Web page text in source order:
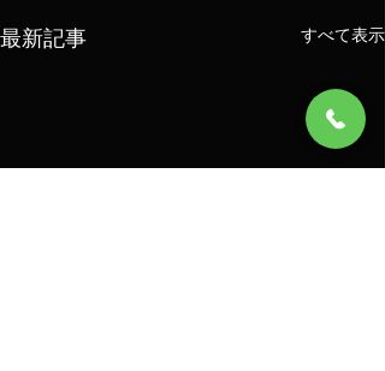
最新記事 すべて表示